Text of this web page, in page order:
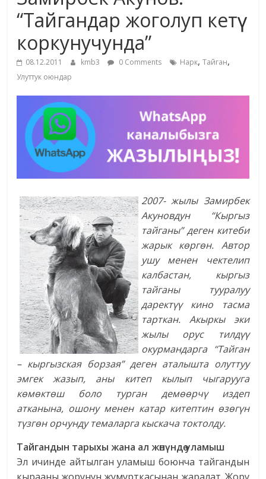
маданияты
жана
адабияты
“Тайгандар жоголуп кетүү
коркунучунда”
08.12.2011 kmb3 0 Comments Нарк,Тайган,
Улуттук оюндар
2007- жылы Замирбек
Акуновдун “Кыргыз
тайганы” деген китеби
жарык көргөн. Автор
ушу менен чектелип
калбастан, кыргыз
тайганы тууралуу
даректүү кино тасма
тарткан. Акыркы эки
жылы орус тилдүү
окурмандарга “Тайган
– кыргызская борзая” деген аталышта олуттуу
эмгек жазып, аны китеп кылып чыгарууга
көмөктөш боло турган демөөрчү издеп
атканына, ошону менен катар китептин өзөгүн
түзгөн орчунду темаларга кыскача токтолду.
Тайгандын тарыхы жана ал жөнүндө уламыш
Эл ичинде айтылган уламыш боюнча тайгандын